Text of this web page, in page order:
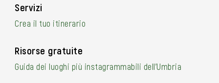
Servizi
Crea il tuo itinerario
Risorse gratuite
Guida dei luoghi più instagrammabili dell’Umbria